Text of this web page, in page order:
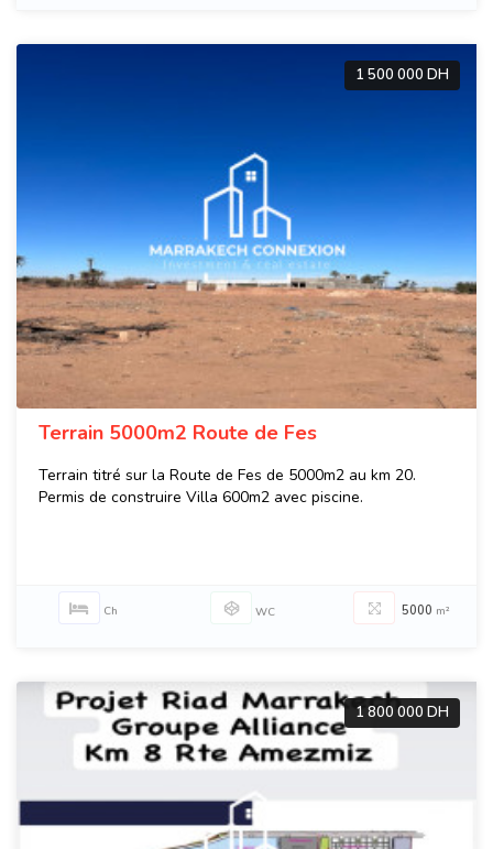
1 500 000 DH
Terrain 5000m2 Route de Fes
Terrain titré sur la Route de Fes de 5000m2 au km 20.
Permis de construire Villa 600m2 avec piscine.
Ch WC 5000 m²
1 800 000 DH